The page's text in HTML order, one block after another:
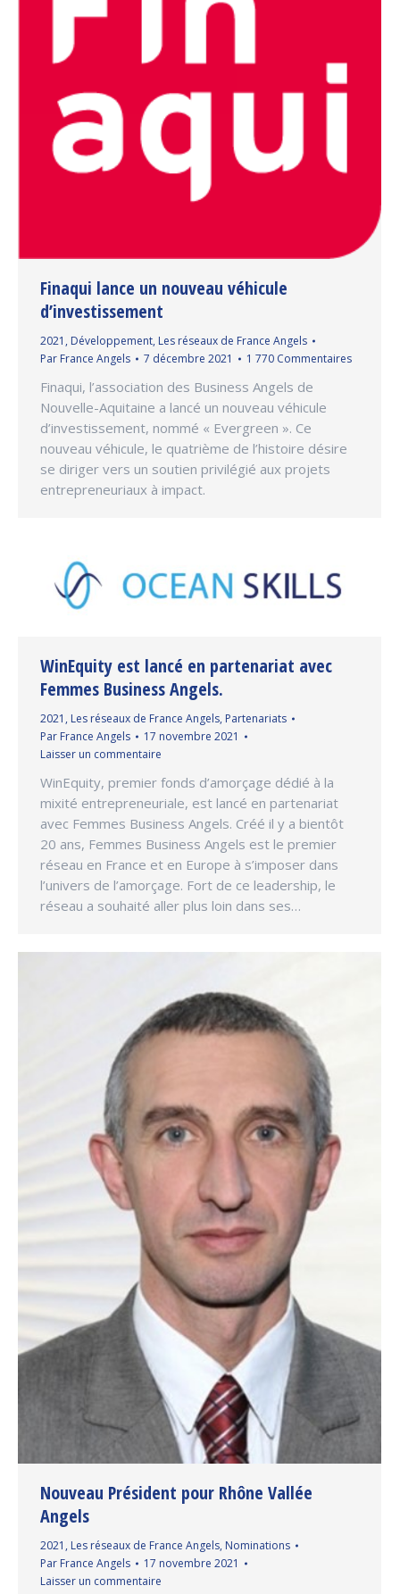
Finaqui lance un nouveau véhicule
d’investissement
2021 , Développement, Les réseaux de France Angels
Par France Angels 7 décembre 2021 1 770 Commentaires
Finaqui, l’association des Business Angels de
Nouvelle-Aquitaine a lancé un nouveau véhicule
d’investissement, nommé « Evergreen ». Ce
nouveau véhicule, le quatrième de l’histoire désire
se diriger vers un soutien privilégié aux projets
entrepreneuriaux à impact.
WinEquity est lancé en partenariat avec
Femmes Business Angels.
2021 , Les réseaux de France Angels, Partenariats
Par France Angels
17 novembre 2021
Laisser un commentaire
WinEquity, premier fonds d’amorçage dédié à la
mixité entrepreneuriale, est lancé en partenariat
avec Femmes Business Angels. Créé il y a bientôt
20 ans, Femmes Business Angels est le premier
réseau en France et en Europe à s’imposer dans
l’univers de l’amorçage. Fort de ce leadership, le
réseau a souhaité aller plus loin dans ses…
Nouveau Président pour Rhône Vallée
Angels
2021 , Les réseaux de France Angels, Nominations
Par France Angels
17 novembre 2021
Laisser un commentaire